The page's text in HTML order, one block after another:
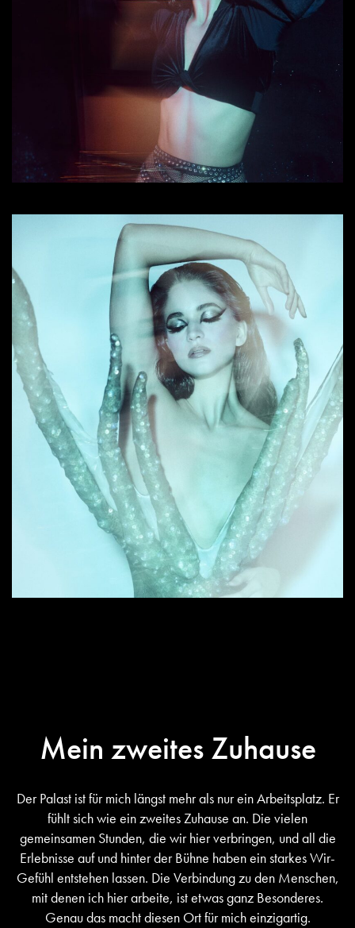
Mein zweites Zuhause
Der Palast ist für mich längst mehr als nur ein Arbeitsplatz. Er
fühlt sich wie ein zweites Zuhause an. Die vielen
gemeinsamen Stunden, die wir hier verbringen, und all die
Erlebnisse auf und hinter der Bühne haben ein starkes Wir-
Gefühl entstehen lassen. Die Verbindung zu den Menschen,
mit denen ich hier arbeite, ist etwas ganz Besonderes.
Genau das macht diesen Ort für mich einzigartig.